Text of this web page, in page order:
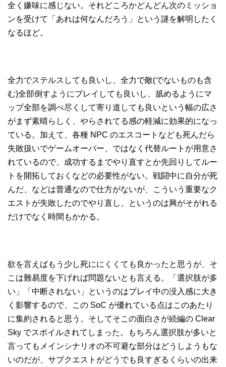
全く嫌味に感じない。それどころかどんどん次のミッショ
ンを受けて「あれは何なんだろう」という謎を解明したく
なるほど。
全力でステルスしても良いし、全力で敵(でないものも含
む)全部倒すようにプレイしても良いし、舐めるようにマ
ップ全部を調べ尽くして寄り道しても良いという幅の広さ
がまず素晴らしく、やらされてる感の軽減に効果的になっ
ている。加えて、各種 NPC のエスコートなども死んだら
失敗扱いでゲームオーバー、ではなく代替ルートが用意さ
れているので、成功するまでやり直すとか先回りしてルー
トを開拓しておくなどの必要性がない。戦闘中に自分が死
んだ、などは普通なので仕方がないが、こういう重要なク
エストが失敗したのでやり直し、というのは興がそがれる
だけでなく時間もかかる。
欲を言えばもう少し死ににくくても良かったと思うが、そ
こは難易度を下げれば問題ないとも言える。「選択肢が多
い」「中断されない」というのはプレイ中の没入感に大き
く影響するので、この SoC が優れている点はこのあたり
に集約されると思う。そしてそこの面白さが続編の Clear
Sky でスポイルされてしまった。もちろん選択肢が多いと
言ってもメインシナリオの不可避な部分はどうしようもな
いのだが、サブクエストがどうでも良すぎるくらいの出来